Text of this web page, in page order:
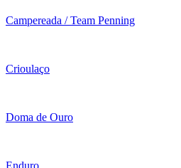
Campereada / Team Penning
Crioulaço
Doma de Ouro
Enduro